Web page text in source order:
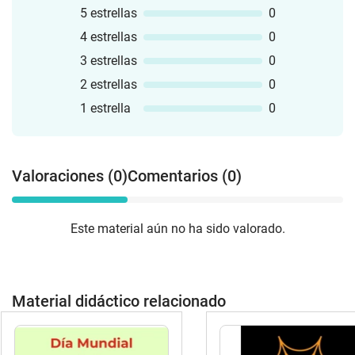
salón para que los estudiantes vayan de
una a otra.En tus centros de
aprendizaje.Leyendo una pregunta cada
finalizando la claseEl archivo se
encuentra en PowerPoint para que
5 estrellas
0
4 estrellas
0
3 estrellas
0
2 estrellas
0
1 estrella
0
Valoraciones (0)Comentarios (0)
Este material aún no ha sido valorado.
Material didáctico relacionado